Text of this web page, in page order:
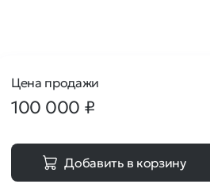
Цена продажи
100 000 ₽
Добавить в корзину